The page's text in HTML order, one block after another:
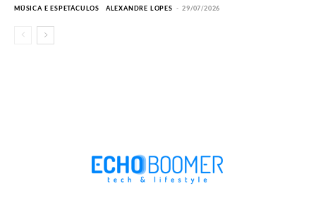
MÚSICA E ESPETÁCULOS ALEXANDRE LOPES - 29/07/2026